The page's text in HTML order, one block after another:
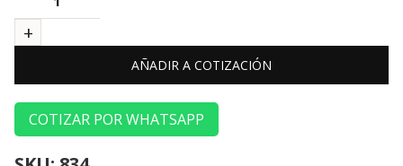
AÑADIR A COTIZACIÓN
COTIZAR POR WHATSAPP